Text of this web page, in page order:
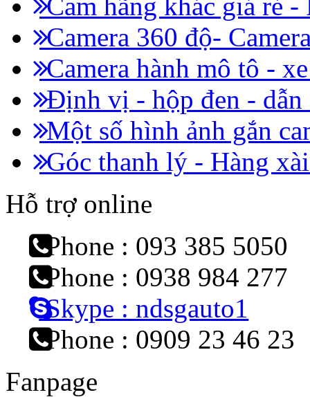
Camera 360 độ-
Camera hành mô tô -
Định vị - hộp đen - dẫn
Một số hình ảnh gắn
Góc thanh lý - Hàng
Hỗ trợ online
Phone : 093 385 5050
Phone : 0938 984 277
Skype : ndsgauto1
Phone : 0909 23 46 23
Fanpage